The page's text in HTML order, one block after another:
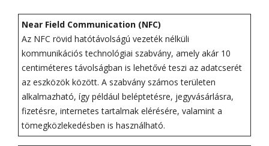
Near Field Communication (NFC)
Az NFC rövid hatótávolságú vezeték nélküli
kommunikációs technológiai szabvány, amely akár 10
centiméteres távolságban is lehetővé teszi az adatcserét
az eszközök között. A szabvány számos területen
alkalmazható, így például beléptetésre, jegyvásárlásra,
fizetésre, internetes tartalmak elérésére, valamint a
tömegközlekedésben is használható.